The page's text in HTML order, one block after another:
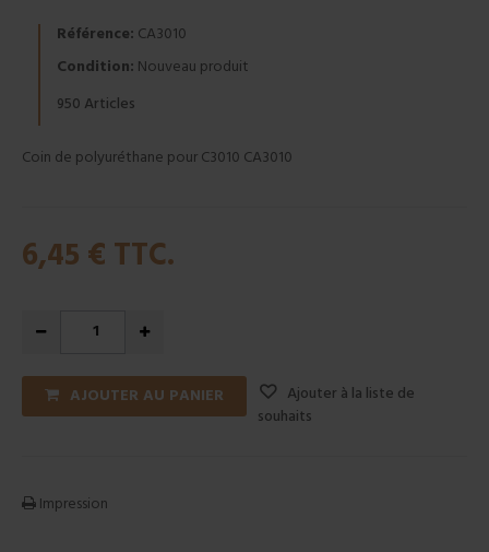
Référence: CA3010
Condition: Nouveau produit
950 Articles
Coin de polyuréthane pour C3010 CA3010
6,45 € TTC.
AJOUTER AU PANIER
Ajouter à la liste de
souhaits
Impression